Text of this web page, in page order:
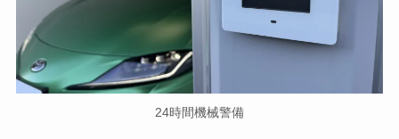
24時間機械警備